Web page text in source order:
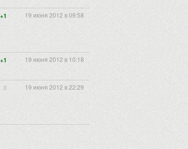
19 июня 2012 в 09:58
+1
19 июня 2012 в 10:18
+1
19 июня 2012 в 22:29
0